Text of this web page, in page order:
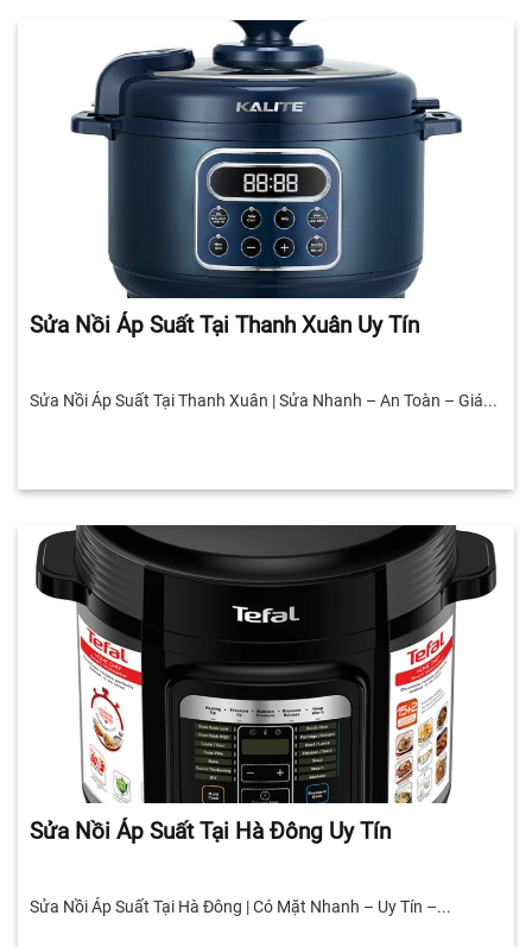
Sửa Nồi Áp Suất Tại Thanh Xuân Uy Tín
Sửa Nồi Áp Suất Tại Thanh Xuân | Sửa Nhanh – An Toàn – Giá...
Sửa Nồi Áp Suất Tại Hà Đông Uy Tín
Sửa Nồi Áp Suất Tại Hà Đông | Có Mặt Nhanh – Uy Tín –...